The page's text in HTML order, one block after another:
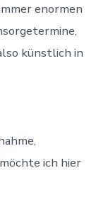
enormen
künstlich in
ich hier